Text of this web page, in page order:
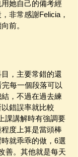
她自己的備考經
非常感謝Felicia，
前。
，主要常錯的還
每一個段落可以
，不過在過去練
錯誤率就比較
課講解時有強調要
度上算是當頭棒
就乖乖的做，6選
善。其他就是每天